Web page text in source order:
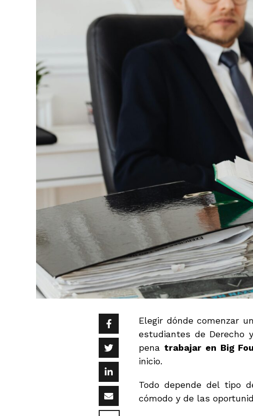
Elegir dónde comenzar
estudiantes de Derecho
pena trabajar en Big
inicio.
Todo depende del tipo
cómodo y de las